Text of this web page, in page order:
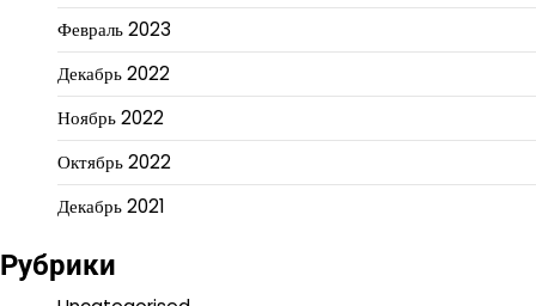
Февраль 2023
Декабрь 2022
Ноябрь 2022
Октябрь 2022
Декабрь 2021
Рубрики